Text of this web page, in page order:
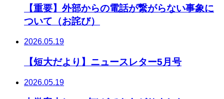
【重要】外部からの電話が繋がらない事象に
ついて（お詫び）
2026.05.19
【短大だより】ニュースレター5月号
2026.05.19